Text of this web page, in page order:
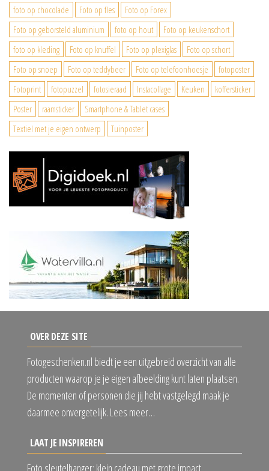
foto op chocolade
Foto op fles
Foto op Forex
Foto op geborsteld aluminium
foto op hout
Foto op keukenschort
foto op kleding
Foto op knuffel Foto op plexiglas
Foto op schort
Foto op snoep
Foto op teddybeer Foto op telefoonhoesje
fotoposter
Fotoprint
fotopuzzel fotosieraad Instacollage Keuken
koffersticker
Poster
raamsticker
Smartphone & Tablet cases
Textiel met je eigen ontwerp
Tuinposter
OVER DEZE SITE
Fotogeschenken.nl biedt je een uitgebreid overzicht van alle
producten waarop je je eigen afbeelding kunt laten plaatsen.
De momenten of personen die jij hebt vastgelegd maak je
daarmee onvergetelijk. Lees meer…
LAAT JE INSPIREREN